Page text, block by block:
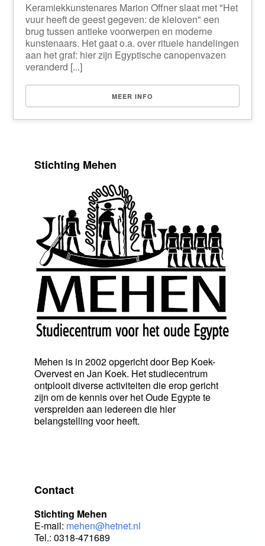
Keramiekkunstenares Marion Offner slaat met "Het
vuur heeft de geest gegeven: de kleioven" een
brug tussen antieke voorwerpen en moderne
kunstenaars. Het gaat o.a. over rituele handelingen
aan het graf: hier zijn Egyptische canopenvazen
veranderd [...]
MEER INFO
Stichting Mehen
Mehen is in 2002 opgericht door Bep Koek-
Overvest en Jan Koek. Het studiecentrum
ontplooit diverse activiteiten die erop gericht
zijn om de kennis over het Oude Egypte te
verspreiden aan iedereen die hier
belangstelling voor heeft.
Contact
Stichting Mehen
E-mail: mehen@hetnet.nl
Tel.: 0318-471689